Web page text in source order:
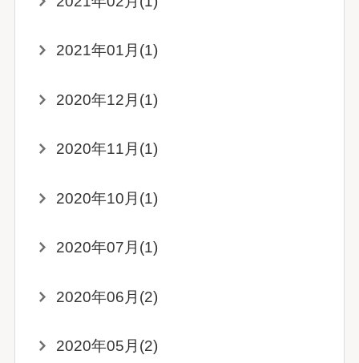
2021年01月(1)
2020年12月(1)
2020年11月(1)
2020年10月(1)
2020年07月(1)
2020年06月(2)
2020年05月(2)